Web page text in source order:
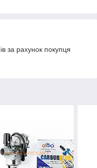
за рахунок покупця